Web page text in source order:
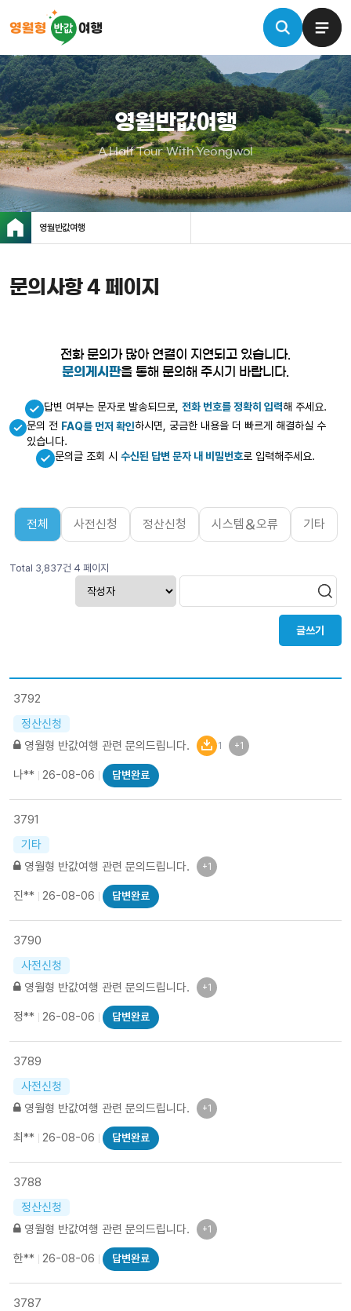
영월반값여행
A Half Tour With Yeongwol
영월반값여행
문의사항 4 페이지
전화 문의가 많아 연결이 지연되고 있습니다.
문의게시판을 통해 문의해 주시기 바랍니다.
답변 여부는 문자로 발송되므로, 전화 번호를 정확히 입력해 주세요.
문의 전 FAQ를 먼저 확인하시면, 궁금한 내용을 더 빠르게 해결하실 수
있습니다.
문의글 조회 시 수신된 답변 문자 내 비밀번호로 입력해주세요.
전체 사전신청 정산신청 시스템＆오류 기타
Total 3,837건 4 페이지
글쓰기
3792
정산신청
영월형 반값여행 관련 문의드립니다.
1 +1
나** 26-08-06 답변완료
3791
기타
영월형 반값여행 관련 문의드립니다.
+1
진** 26-08-06 답변완료
3790
사전신청
영월형 반값여행 관련 문의드립니다.
+1
정** 26-08-06 답변완료
3789
사전신청
영월형 반값여행 관련 문의드립니다.
+1
최** 26-08-06 답변완료
3788
정산신청
영월형 반값여행 관련 문의드립니다.
+1
한** 26-08-06 답변완료
3787